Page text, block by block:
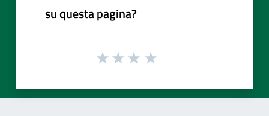
su questa pagina?